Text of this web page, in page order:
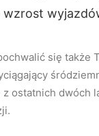
się także
z ostatnich dwóch